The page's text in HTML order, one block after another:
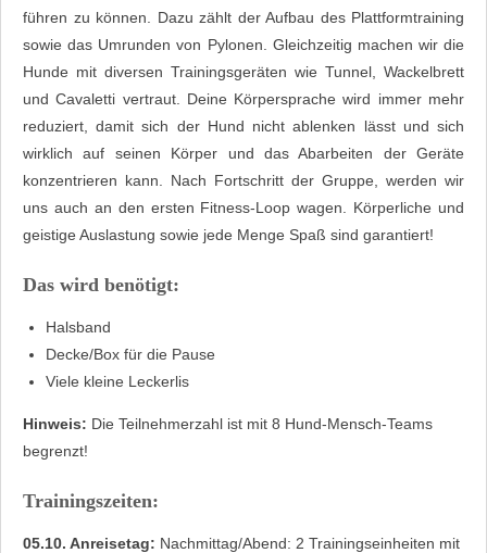
führen zu können. Dazu zählt der Aufbau des Plattformtraining
sowie das Umrunden von Pylonen. Gleichzeitig machen wir die
Hunde mit diversen Trainingsgeräten wie Tunnel, Wackelbrett
und Cavaletti vertraut. Deine Körpersprache wird immer mehr
reduziert, damit sich der Hund nicht ablenken lässt und sich
wirklich auf seinen Körper und das Abarbeiten der Geräte
konzentrieren kann. Nach Fortschritt der Gruppe, werden wir
uns auch an den ersten Fitness-Loop wagen. Körperliche und
geistige Auslastung sowie jede Menge Spaß sind garantiert!
Das wird benötigt:
Halsband
Decke/Box für die Pause
Viele kleine Leckerlis
Hinweis: Die Teilnehmerzahl ist mit 8 Hund-Mensch-Teams
begrenzt!
Trainingszeiten:
05.10. Anreisetag: Nachmittag/Abend: 2 Trainingseinheiten mit